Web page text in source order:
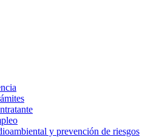
y prevención de riesgos